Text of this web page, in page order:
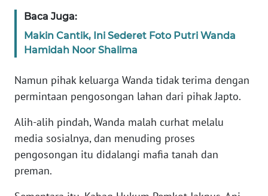
Baca Juga:
Makin Cantik, Ini Sederet Foto Putri Wanda
Hamidah Noor Shalima
Namun pihak keluarga Wanda tidak terima dengan
permintaan pengosongan lahan dari pihak Japto.
Alih-alih pindah, Wanda malah curhat melalu
media sosialnya, dan menuding proses
pengosongan itu didalangi mafia tanah dan
preman.
DISCLAIMER
News
WN
SUMUT
JAKARTA